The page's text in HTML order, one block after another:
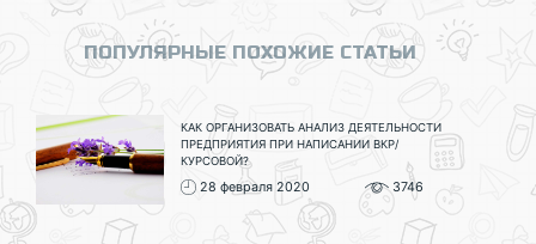
ПОПУЛЯРНЫЕ ПОХОЖИЕ СТАТЬИ
КАК ОРГАНИЗОВАТЬ АНАЛИЗ ДЕЯТЕЛЬНОСТИ
ПРЕДПРИЯТИЯ ПРИ НАПИСАНИИ ВКР/
КУРСОВОЙ?
28 февраля 2020 3746